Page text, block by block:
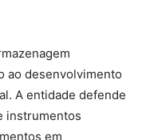
ao desenvolvimento
A entidade defende
instrumentos
em